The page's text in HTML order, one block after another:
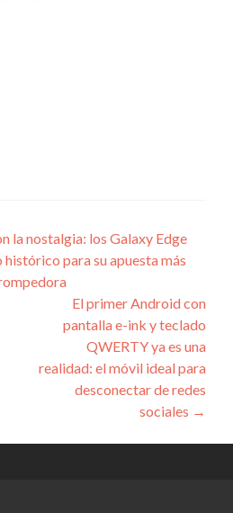
la nostalgia: los Galaxy Edge
para su apuesta más
El primer Android con
pantalla e-ink y teclado
QWERTY ya es una
realidad: el móvil ideal para
desconectar de redes
sociales →